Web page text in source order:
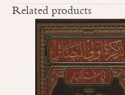
Related products